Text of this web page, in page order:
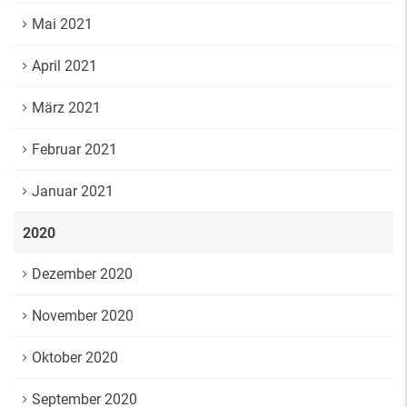
Mai 2021
April 2021
März 2021
Februar 2021
Januar 2021
2020
Dezember 2020
November 2020
Oktober 2020
September 2020